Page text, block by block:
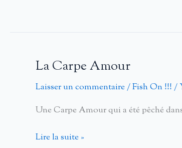
Creuse
La Carpe Amour
Laisser un commentaire/Fish On !!! /
Une Carpe Amour qui a été pêché
La
Lire la suite »